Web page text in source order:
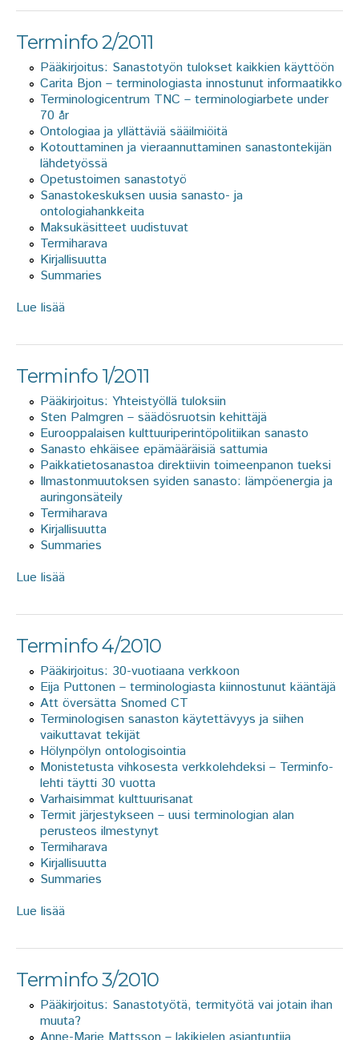
Terminfo 2/2011
Pääkirjoitus: Sanastotyön tulokset kaikkien käyttöön
Carita Bjon – terminologiasta innostunut informaatikko
Terminologicentrum TNC – terminologiarbete under
70 år
Ontologiaa ja yllättäviä sääilmiöitä
Kotouttaminen ja vieraannuttaminen sanastontekijän
lähdetyössä
Opetustoimen sanastotyö
Sanastokeskuksen uusia sanasto- ja
ontologiahankkeita
Maksukäsitteet uudistuvat
Termiharava
Kirjallisuutta
Summaries
Lue lisää
Terminfo 1/2011
Pääkirjoitus: Yhteistyöllä tuloksiin
Sten Palmgren – säädösruotsin kehittäjä
Eurooppalaisen kulttuuriperintöpolitiikan sanasto
Sanasto ehkäisee epämääräisiä sattumia
Paikkatietosanastoa direktiivin toimeenpanon tueksi
Ilmastonmuutoksen syiden sanasto: lämpöenergia ja
auringonsäteily
Termiharava
Kirjallisuutta
Summaries
Lue lisää
Terminfo 4/2010
Pääkirjoitus: 30-vuotiaana verkkoon
Eija Puttonen – terminologiasta kiinnostunut kääntäjä
Att översätta Snomed CT
Terminologisen sanaston käytettävyys ja siihen
vaikuttavat tekijät
Hölynpölyn ontologisointia
Monistetusta vihkosesta verkkolehdeksi – Terminfo-
lehti täytti 30 vuotta
Varhaisimmat kulttuurisanat
Termit järjestykseen – uusi terminologian alan
perusteos ilmestynyt
Termiharava
Kirjallisuutta
Summaries
Lue lisää
Terminfo 3/2010
Pääkirjoitus: Sanastotyötä, termityötä vai jotain ihan
muuta?